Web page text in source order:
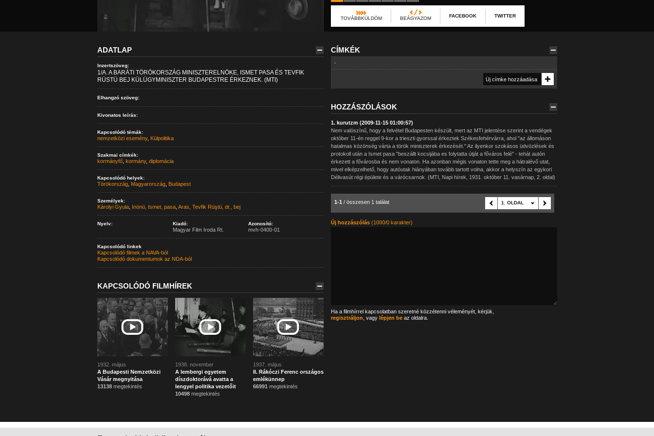
TOVÁBBKÜLDÖM BEÁGYAZOM FACEBOOK TWITTER
ADATLAP
Inzertszöveg:
1/A. A BARÁTI TÖRÖKORSZÁG MINISZTERELNÖKE, ISMET PASA ÉS TEVFIK
RÜSTÜ BEJ KÜLÜGYMINISZTER BUDAPESTRE ÉRKEZNEK. (MTI)
Elhangzó szöveg:
Kivonatos leírás:
Kapcsolódó témák:
nemzetközi esemény, Külpolitika
Szakmai címkék:
kormányfő, kormány, diplomácia
Kapcsolódó helyek:
Törökország, Magyarország, Budapest
Személyek:
Károlyi Gyula, Inönü, Ismet, pasa, Aras, Tevfik Rüştü, dr., bej
Nyelv: Kiadó:
Magyar Film Iroda Rt.
Azonosító:
mvh-0400-01
Kapcsolódó linkek
Kapcsolódó filmek a NAVA-ból
Kapcsolódó dokumentumok az NDA-ból
KAPCSOLÓDÓ FILMHÍREK
1932. május
A Budapesti Nemzetközi
Vásár megnyitása
13138megtekintés
1938. november
A lembergi egyetem
díszdoktorává avatta a
lengyel politika vezetőit
10498megtekintés
1937. május
II. Rákóczi Ferenc országos
emlékünnep
66991 megtekintés
CÍMKÉK
-
HOZZÁSZÓLÁSOK
1. kurutzm (2009-11-15 01:00:57)
Nem valószínű, hogy a felvétel Budapesten készült, mert az MTI jelentése szerint a vendégek
október 11-én reggel 9-kor a trieszti gyorssal érkeztek Székesfehérvárra, ahol "az állomáson
hatalmas közönség várta a török miniszterek érkezését." Az ilyenkor szokásos üdvözlések és
protokoll után a Ismet pasa "beszállt kocsijába es folytatta útját a főváros felé" - tehát autón
érkezett a fővárosba és nem vonaton. Ha azonban mégis vonaton tette meg a hátralévő utat,
mivel elképzelhető, hogy autóutak hiányában tovább tartott volna, akkor a helyszín az egykori
Délivasút régi épülete és a várócsarnok. (MTI, Napi hírek, 1931. október 11. vasárnap, 2. oldal)
1-1 / összesen 1 találat 1. OLDAL
Új hozzászólás(1000/0 karakter)
Ha a filmhírrel kapcsolatban szeretné közzétenni véleményét, kérjük,
regisztráljon , vagy lépjen beaz oldalra.